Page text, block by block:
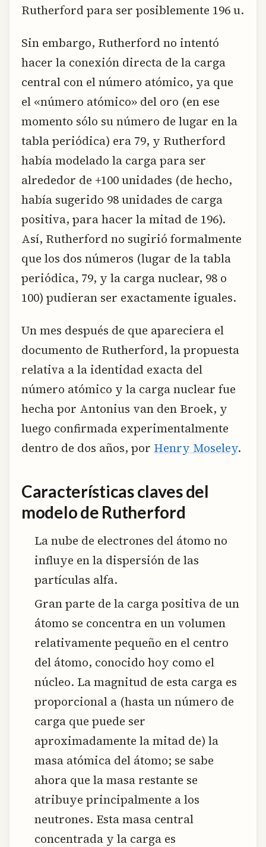
Rutherford para ser posiblemente 196 u.
Sin embargo, Rutherford no intentó
hacer la conexión directa de la carga
central con el número atómico, ya que
el «número atómico» del oro (en ese
momento sólo su número de lugar en la
tabla periódica) era 79, y Rutherford
había modelado la carga para ser
alrededor de +100 unidades (de hecho,
había sugerido 98 unidades de carga
positiva, para hacer la mitad de 196).
Así, Rutherford no sugirió formalmente
que los dos números (lugar de la tabla
periódica, 79, y la carga nuclear, 98 o
100) pudieran ser exactamente iguales.
Un mes después de que apareciera el
documento de Rutherford, la propuesta
relativa a la identidad exacta del
número atómico y la carga nuclear fue
hecha por Antonius van den Broek, y
luego confirmada experimentalmente
dentro de dos años, por Henry Moseley.
Características claves del
modelo de Rutherford
La nube de electrones del átomo no
influye en la dispersión de las
partículas alfa.
Gran parte de la carga positiva de un
átomo se concentra en un volumen
relativamente pequeño en el centro
del átomo, conocido hoy como el
núcleo. La magnitud de esta carga es
proporcional a (hasta un número de
carga que puede ser
aproximadamente la mitad de) la
masa atómica del átomo; se sabe
ahora que la masa restante se
atribuye principalmente a los
neutrones. Esta masa central
concentrada y la carga es